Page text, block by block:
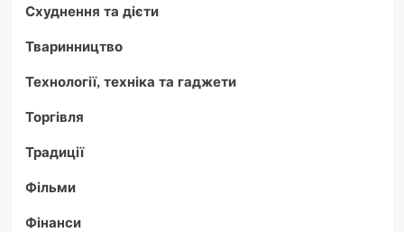
Схуднення та дієти
Тваринництво
Технології, техніка та гаджети
Торгівля
Традиції
Фільми
Фінанси